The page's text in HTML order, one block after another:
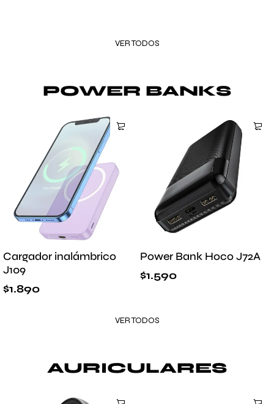
VER TODOS
POWER BANKS
Cargador inalámbrico
J109
$1.890
Power Bank Hoco J72A
$1.590
VER TODOS
AURICULARES